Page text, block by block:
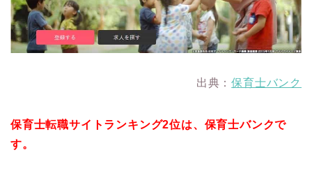
出典：保育士バンク
保育士転職サイトランキング2位は、保育士バンクで
す。